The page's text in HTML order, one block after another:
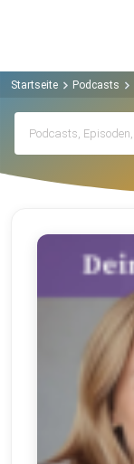
Startseite Podcasts